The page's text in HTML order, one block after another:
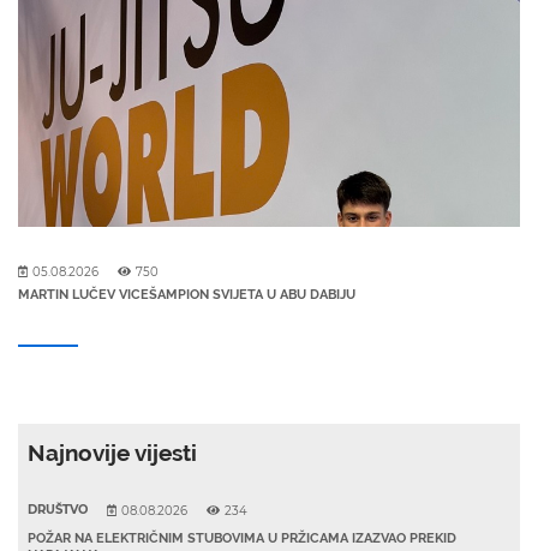
05.08.2026 750
MARTIN LUČEV VICEŠAMPION SVIJETA U ABU DABIJU
Najnovije vijesti
DRUŠTVO 08.08.2026 234
POŽAR NA ELEKTRIČNIM STUBOVIMA U PRŽICAMA IZAZVAO PREKID